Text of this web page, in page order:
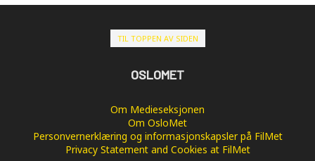
TIL TOPPEN AV SIDEN
OSLOMET
Om Medieseksjonen
Om OsloMet
Personvernerklæring og informasjonskapsler på FilMet
Privacy Statement and Cookies at FilMet